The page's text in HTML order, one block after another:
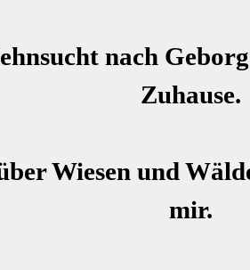
nach
Zuhause.
Wiesen und
mir.